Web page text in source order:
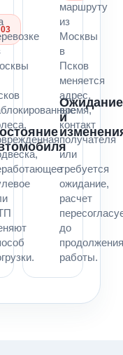
03
Ожидание
и
маршруту
из
Москвы
в
Псков
меняется
адрес,
время,
контакт
получателя
или
требуется
ожидание,
расчет
до
работы.